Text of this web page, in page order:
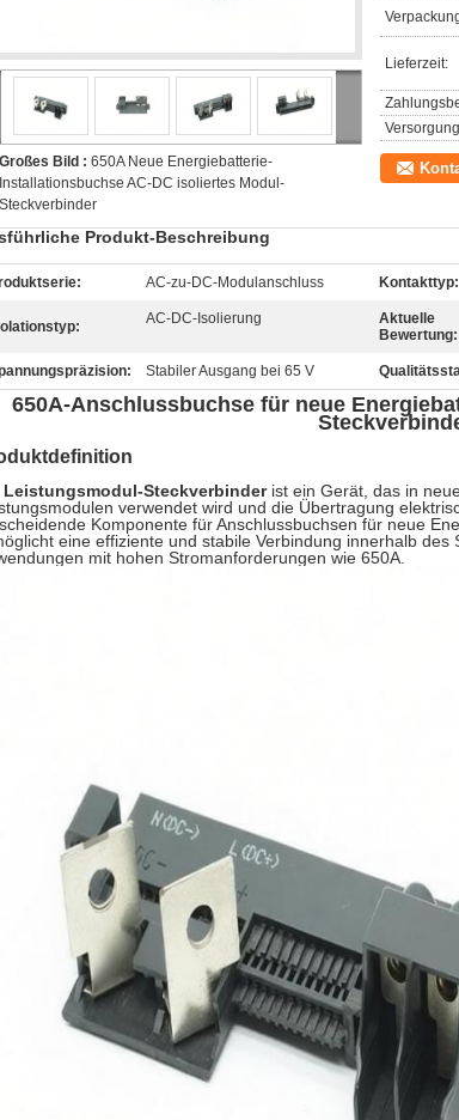
Großes Bild : 650A Neue Energiebatterie-
Installationsbuchse AC-DC isoliertes Modul-
Steckverbinder
Lieferzeit:
Produkt-Beschreibung
AC-zu-DC-Modulanschluss Kontakttyp:
AC-DC-Isolierung
Aktuelle
Bewertung:
Stabiler Ausgang bei 65 V
650A-Anschlussbuchse für neue
Leistungsmodul-Steckverbinderist ein Gerät, das in
verwendet wird und die Übertragung
Komponente für Anschlussbuchsen für neue
eine effiziente und stabile Verbindung innerhalb
mit hohen Stromanforderungen wie 650A.